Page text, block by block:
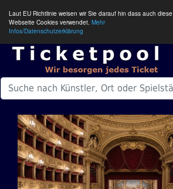
Laut EU Richtlinie weisen wir Sie darauf hin dass auch diese
Webseite Cookies verwendet. Mehr
Infos/Datenschutzerklärung